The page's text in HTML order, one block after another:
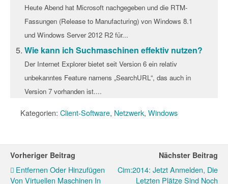
Heute Abend hat Microsoft nachgegeben und die RTM-
Fassungen (Release to Manufacturing) von Windows 8.1
und Windows Server 2012 R2 für...
Wie kann ich Suchmaschinen effektiv nutzen?
Der Internet Explorer bietet seit Version 6 ein relativ
unbekanntes Feature namens „SearchURL“, das auch in
Version 7 vorhanden ist....
Kategorien: Client-Software, Netzwerk, Windows
Vorheriger Beitrag
Entfernen Oder Hinzufügen
Von Virtuellen Maschinen In
Nächster Beitrag
Cim:2014: Jetzt Anmelden, Die
Letzten Plätze Sind Noch